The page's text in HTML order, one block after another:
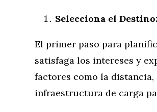
Selecciona el Destino:
El primer paso para
satisfaga los intereses y
factores como la
infraestructura de carga